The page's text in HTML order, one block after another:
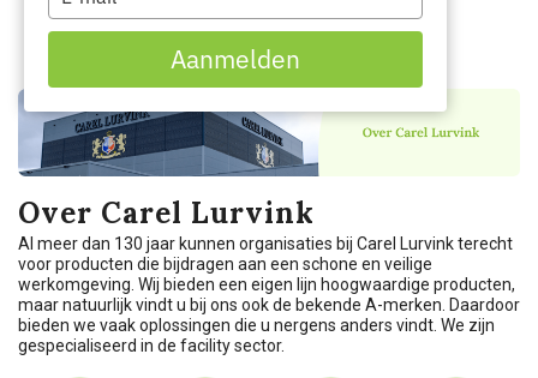
Over Carel Lurvink
Al meer dan 130 jaar kunnen organisaties bij Carel Lurvink terecht
voor producten die bijdragen aan een schone en veilige
werkomgeving. Wij bieden een eigen lijn hoogwaardige producten,
maar natuurlijk vindt u bij ons ook de bekende A-merken. Daardoor
bieden we vaak oplossingen die u nergens anders vindt. We zijn
gespecialiseerd in de facility sector.
your
email
Aanmelden